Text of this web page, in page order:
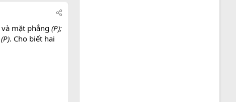
và mặt phẳng (P);
(P). Cho biết hai